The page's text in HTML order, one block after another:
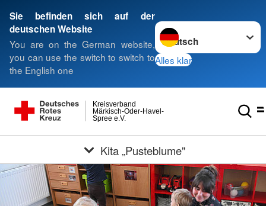
Sie befinden sich auf der
deutschen Website
You are on the German website,
you can use the switch to switch to
the English one
Sprache wechseln zu
Alles klar
Spree e.V.
Märkisch-Oder-Havel-
Kreisverband
Kita „Pusteblume"